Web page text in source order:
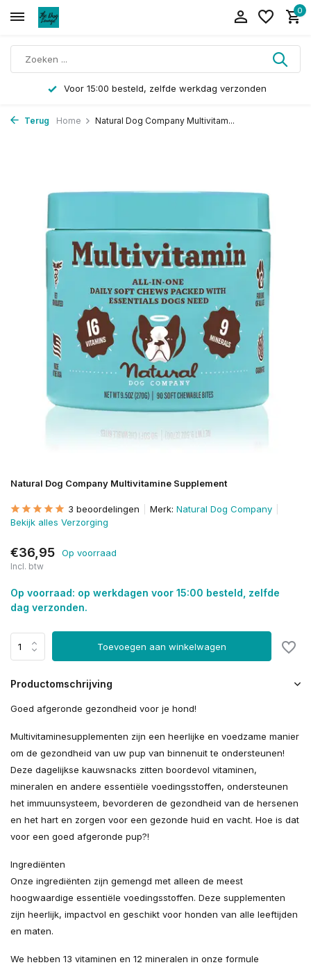
0
Voor 15:00 besteld, zelfde werkdag verzonden
Terug Home Natural Dog Company Multivitam...
Natural Dog Company Multivitamine Supplement
3 beoordelingen Merk: Natural Dog Company
Bekijk alles Verzorging
€36,95 Op voorraad
Incl. btw
Op voorraad: op werkdagen voor 15:00 besteld, zelfde
dag verzonden.
Toevoegen aan winkelwagen
Productomschrijving
Goed afgeronde gezondheid voor je hond!
Multivitaminesupplementen zijn een heerlijke en voedzame manier
om de gezondheid van uw pup van binnenuit te ondersteunen!
Deze dagelijkse kauwsnacks zitten boordevol vitaminen,
mineralen en andere essentiële voedingsstoffen, ondersteunen
het immuunsysteem, bevorderen de gezondheid van de hersenen
en het hart en zorgen voor een gezonde huid en vacht. Hoe is dat
voor een goed afgeronde pup?!
Ingrediënten
Onze ingrediënten zijn gemengd met alleen de meest
hoogwaardige essentiële voedingsstoffen. Deze supplementen
zijn heerlijk, impactvol en geschikt voor honden van alle leeftijden
en maten.
We hebben 13 vitaminen en 12 mineralen in onze formule